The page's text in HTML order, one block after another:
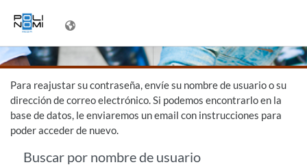
Para reajustar su contraseña, envíe su nombre de usuario o su
dirección de correo electrónico. Si podemos encontrarlo en la
base de datos, le enviaremos un email con instrucciones para
poder acceder de nuevo.
Buscar por nombre de usuario
Buscar por nombre de usuario